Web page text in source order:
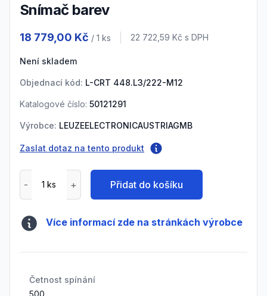
Snímač barev
18 779,00 Kč / 1 ks Cena s DPH
22 722,59 Kč s DPH
Není skladem
Objednací kód: L-CRT 448.L3/222-M12
Katalogové číslo: 50121291
Výrobce: LEUZEELECTRONICAUSTRIAGMB
Zaslat dotaz na tento produkt
Přidat do košíku
Více informací zde na stránkách výrobce
Četnost spínání
500